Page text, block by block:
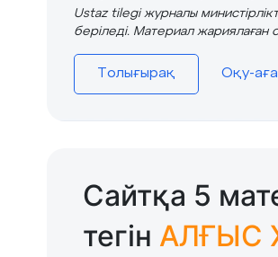
Ustaz tilegi журналы
беріледі. Материал жариялаған
Толығырақ Оқу-
Сайтқа 5
тегін АЛҒЫС